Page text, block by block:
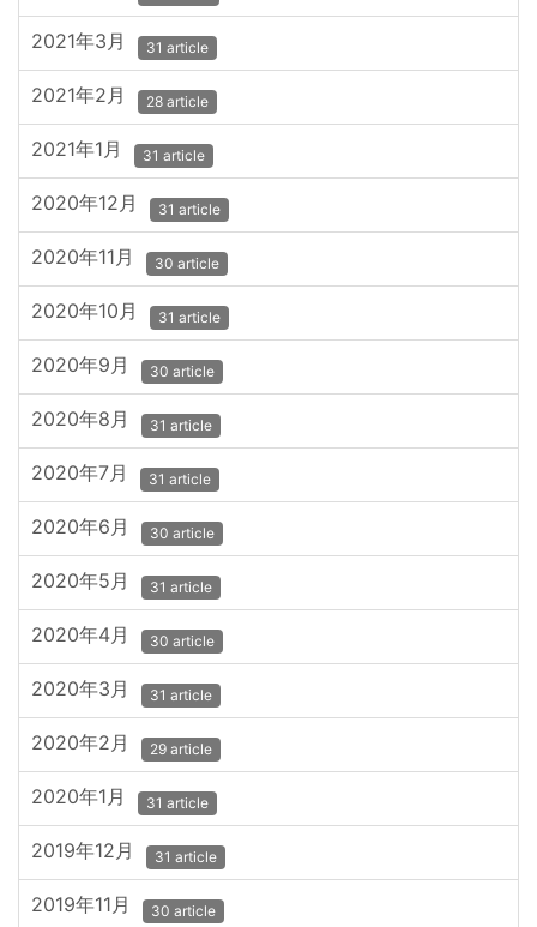
2021年3月 31 article
2021年2月 28 article
2021年1月 31 article
2020年12月 31 article
2020年11月 30 article
2020年10月 31 article
2020年9月 30 article
2020年8月 31 article
2020年7月 31 article
2020年6月 30 article
2020年5月 31 article
2020年4月 30 article
2020年3月 31 article
2020年2月 29 article
2020年1月 31 article
2019年12月 31 article
2019年11月 30 article